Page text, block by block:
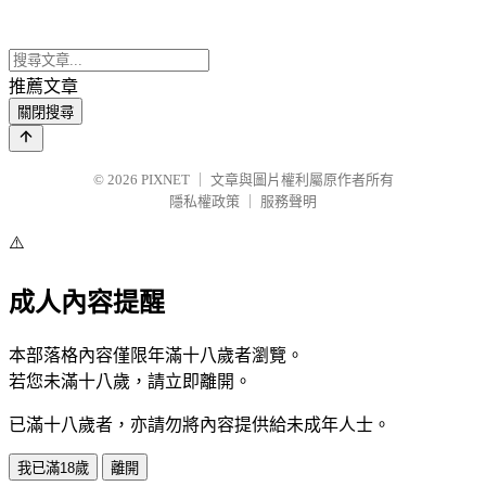
推薦文章
關閉搜尋
© 2026 PIXNET
文章與圖片權利屬原作者所有
隱私權政策
服務聲明
⚠️
成人內容提醒
本部落格內容僅限年滿十八歲者瀏覽。
若您未滿十八歲，請立即離開。
已滿十八歲者，亦請勿將內容提供給未成年人士。
我已滿18歲 離開